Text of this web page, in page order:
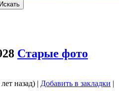
Искать
Старые фото
назад) | Добавить в закладки |